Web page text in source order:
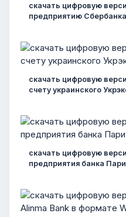
скачать цифровую
предприятию
скачать цифровую
счету украинского
скачать цифровую
предприятия банка